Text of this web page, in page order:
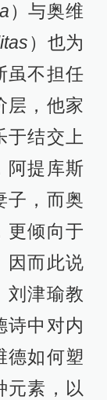
）与奥维
）也为
虽不担任
层，他家
于结交上
阿提库斯
子，而奥
更倾向于
因而此说
刘津瑜教
诗中对内
德如何塑
元素，以